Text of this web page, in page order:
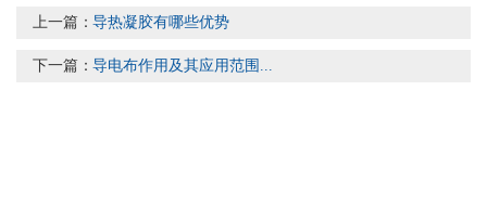
上一篇：导热凝胶有哪些优势
下一篇：导电布作用及其应用范围...